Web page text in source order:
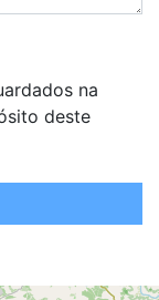
na
deste